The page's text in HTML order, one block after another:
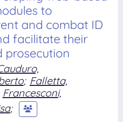
to
and combat ID
facilitate their
prosecution
; Falletta,
Francesconi,
;